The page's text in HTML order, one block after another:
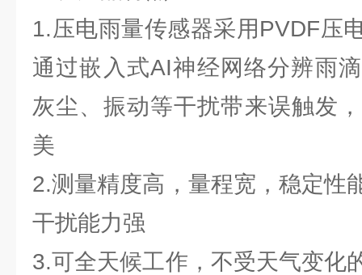
1.压电雨量传感器采用PVDF压
通过嵌入式AI神经网络分辨雨
灰尘、振动等干扰带来误触发
美
2.测量精度高，量程宽，稳定性
干扰能力强
3.可全天候工作，不受天气变化